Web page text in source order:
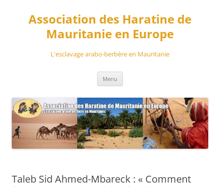
contenuAssociation des Haratine de
Mauritanie en Europe
L'esclavage arabo-berbère en Mauritanie
Menu
Taleb Sid Ahmed-Mbareck : « Comment